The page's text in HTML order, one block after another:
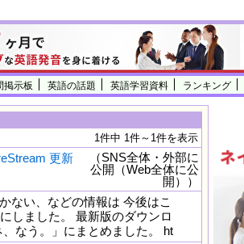
掲示板 英語の話題 英語学習資料 ランキング
1件中 1件～1件を表示
更新
（SNS全体・外部に
公開（Web全体に公
開））
ない、などの情報は 今後はこ
しました。 最新版のダウンロ
なう。」にまとめました。 ht